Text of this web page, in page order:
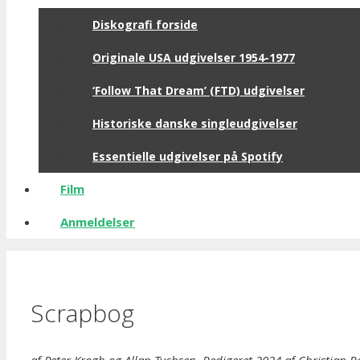
Diskografi forside
Originale USA udgivelser 1954-1977
‘Follow That Dream’ (FTD) udgivelser
Historiske danske singleudgivelser
Essentielle udgivelser på Spotify
Film
Anmeldelser
Scrapbog